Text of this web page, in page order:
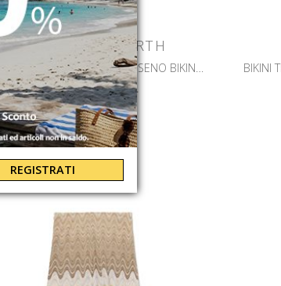
MC2 SAINT BARTH
SAGITTARIO FROU FROU REGGISENO BIKINI A TRIANGOLO
SAG000100578L
€ 59.00
REGISTRATI